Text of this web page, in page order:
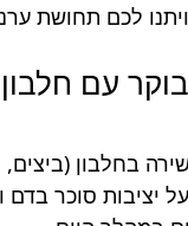
לכם תחושת
בחלבון (ביצים,
יציבות סוכר בדם